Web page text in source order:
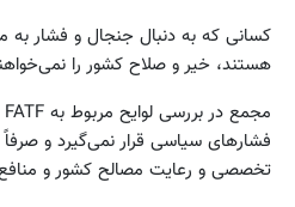
‌کسانی که به دنبال جنجال و فشار
هستند، خیر و صلاح کشور را
فشارهای سیاسی قرار نمی‌گیرد و
تخصصی و رعایت مصالح کشور و